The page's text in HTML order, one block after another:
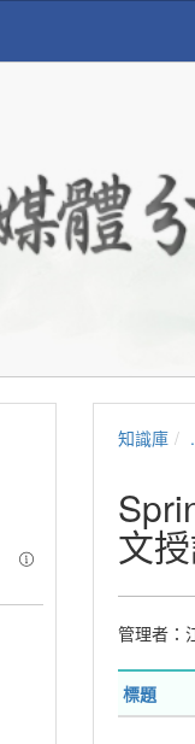
知識庫
文
管理者：
標題